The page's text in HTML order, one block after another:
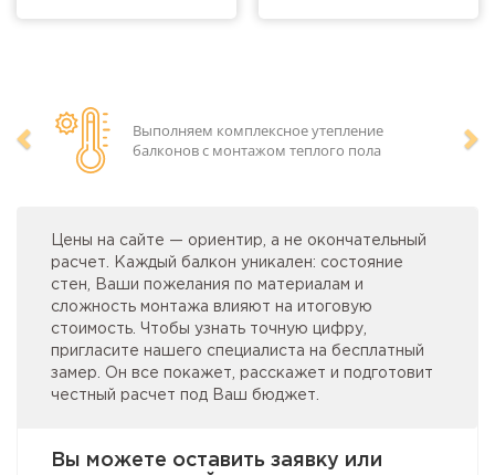
Выполняем комплексное утепление
балконов с монтажом теплого пола
Предыдущий
Цены на сайте — ориентир, а не окончательный
расчет. Каждый балкон уникален: состояние
стен, Ваши пожелания по материалам и
сложность монтажа влияют на итоговую
стоимость. Чтобы узнать точную цифру,
пригласите нашего специалиста на бесплатный
замер. Он все покажет, расскажет и подготовит
честный расчет под Ваш бюджет.
Вы можете оставить заявку или